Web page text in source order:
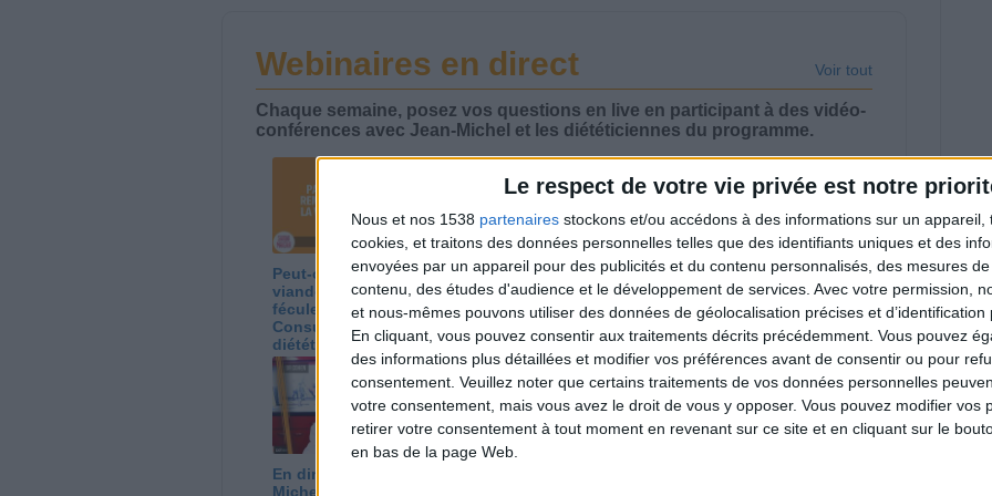
Le respect de votre vie privée est notre
Nous et nos 1538 partenaires stockons et/ou accédons à des informations sur un appareil,
cookies, et traitons des données personnelles telles que des identifiants uniques et des
envoyées par un appareil pour des publicités et du contenu personnalisés, des mesures
contenu, des études d'audience et le développement de services. Avec votre permission,
et nous-mêmes pouvons utiliser des données de géolocalisation précises et d’identification
En cliquant, vous pouvez consentir aux traitements décrits précédemment. Vous pouvez
des informations plus détaillées et modifier vos préférences avant de consentir ou pour
consentement. Veuillez noter que certains traitements de vos données personnelles
votre consentement, mais vous avez le droit de vous y opposer. Vous pouvez modifier vos
retirer votre consentement à tout moment en revenant sur ce site et en cliquant sur le
en bas de la page Web.
Webinaires en direct Voir tout
Chaque semaine, posez vos questions en live en participant à des vidéo-
conférences avec Jean-Michel et les diététiciennes du programme.
Peut-on remplacer la
viande par des
féculents ?
Consultation
diététique du
05/08/2026
Le plan à 1600
calories est-il trop
copieux ?
diététique du
03/08/2026
Comment perdre le
dernier kilo avant la
stabilisation ? |
Consultation
diététique du
29/07/2026
En direct avec Jean-
Michel Cohen |